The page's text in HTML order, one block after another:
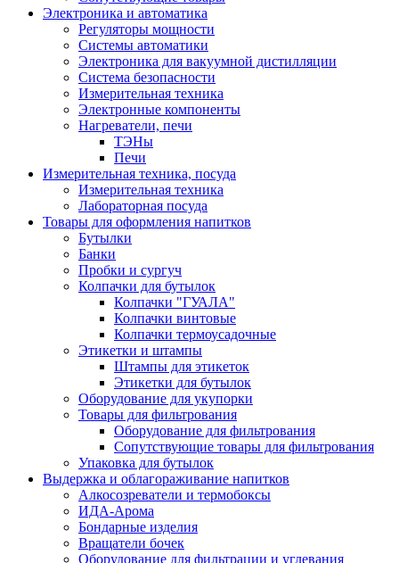
Электроника и автоматика
Регуляторы мощности
Системы автоматики
Электроника для вакуумной дистилляции
Система безопасности
Измерительная техника
Электронные компоненты
Нагреватели, печи
ТЭНы
Печи
Измерительная техника, посуда
Измерительная техника
Лабораторная посуда
Товары для оформления напитков
Бутылки
Банки
Пробки и сургуч
Колпачки для бутылок
Колпачки "ГУАЛА"
Колпачки винтовые
Колпачки термоусадочные
Этикетки и штампы
Штампы для этикеток
Этикетки для бутылок
Оборудование для укупорки
Товары для фильтрования
Оборудование для фильтрования
Сопутствующие товары для фильтрования
Упаковка для бутылок
Выдержка и облагораживание напитков
Алкосозреватели и термобоксы
ИДА-Арома
Бондарные изделия
Вращатели бочек
Оборудование для фильтрации и углевания